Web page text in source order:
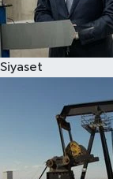
Siyaset
Spor
Çocuk
Eğitim